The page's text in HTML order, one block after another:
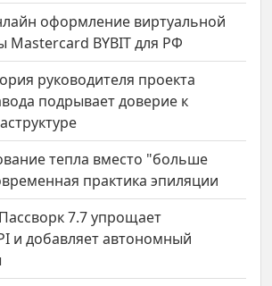
оформление виртуальной
Mastercard BYBIT для РФ
руководителя проекта
подрывает доверие к
тепла вместо "больше
практика эпиляции
7.7 упрощает
и добавляет автономный